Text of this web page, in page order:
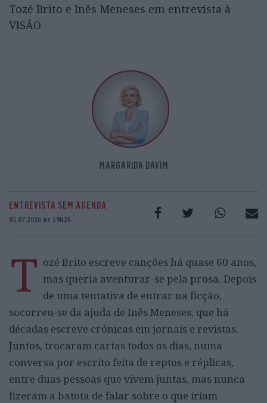
Tozé Brito e Inês Meneses em entrevista à
VISÃO
MARGARIDA DAVIM
ENTREVISTA SEM AGENDA
05.07.2026 às 19h26
T ozé Brito escreve canções há quase 60 anos,
mas queria aventurar-se pela prosa. Depois
de uma tentativa de entrar na ficção,
socorreu-se da ajuda de Inês Meneses, que há
décadas escreve crónicas em jornais e revistas.
Juntos, trocaram cartas todos os dias, numa
conversa por escrito feita de reptos e réplicas,
entre duas pessoas que vivem juntas, mas nunca
fizeram a batota de falar sobre o que iriam